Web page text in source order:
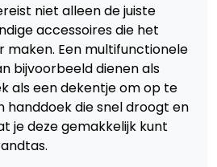
niet alleen de juiste
accessoires die het
maken. Een multifunctionele
bijvoorbeeld dienen als
als een dekentje om op te
handdoek die snel droogt en
je deze gemakkelijk kunt